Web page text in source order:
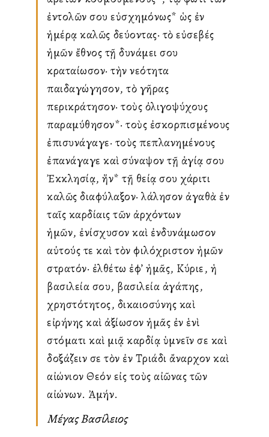
ἐντολῶν σου εὐσχημόνως* ὡς ἐν
ἡμέρᾳ καλῶς ὁδεύοντας· τὸ εὐσεβές
ἡμῶν ἔθνος τῇ δυνάμει σου
κραταίωσον· τὴν νεότητα
παιδαγώγησον, τὸ γῆρας
περικράτησον· τοὺς ὀλιγοψύχους
παραμύθησον*· τοὺς ἐσκορπισμένους
ἐπισυνάγαγε· τοὺς πεπλανημένους
ἐπανάγαγε καὶ σύναψον τῇ ἁγίᾳ σου
Ἐκκλησίᾳ, ἥν* τῇ θείᾳ σου χάριτι
καλῶς διαφύλαξον· λάλησον ἀγαθὰ ἐν
ταῖς καρδίαις τῶν ἀρχόντων
ἡμῶν, ἐνίσχυσον καὶ ἐνδυνάμωσον
αὐτούς τε καὶ τὸν φιλόχριστον ἡμῶν
στρατόν· ἐλθέτω ἐφ’ ἡμᾶς, Κύριε, ἡ
βασιλεία σου, βασιλεία ἀγάπης,
χρηστότητος, δικαιοσύνης καὶ
εἰρήνης καὶ ἀξίωσον ἡμᾶς ἐν ἑνὶ
στόματι καὶ μιᾷ καρδίᾳ ὑμνεῖν σε καὶ
δοξάζειν σε τὸν ἐν Τριάδι ἄναρχον καὶ
αἰώνιον Θεόν εἰς τοὺς αἰῶνας τῶν
αἰώνων. Ἀμήν.
Μέγας Βασίλειος